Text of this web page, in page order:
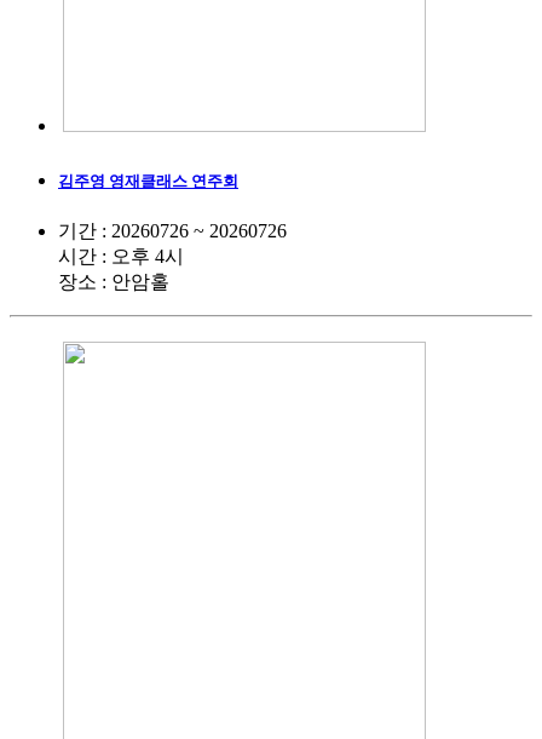
김주영 영재클래스 연주회
기간 : 20260726 ~ 20260726
시간 : 오후 4시
장소 : 안암홀